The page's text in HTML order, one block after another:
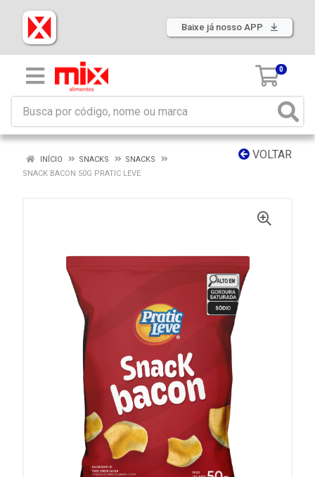
Baixe já nosso APP
0
VOLTAR
INÍCIO SNACKS
SNACKS
SNACK BACON 50G PRATIC LEVE